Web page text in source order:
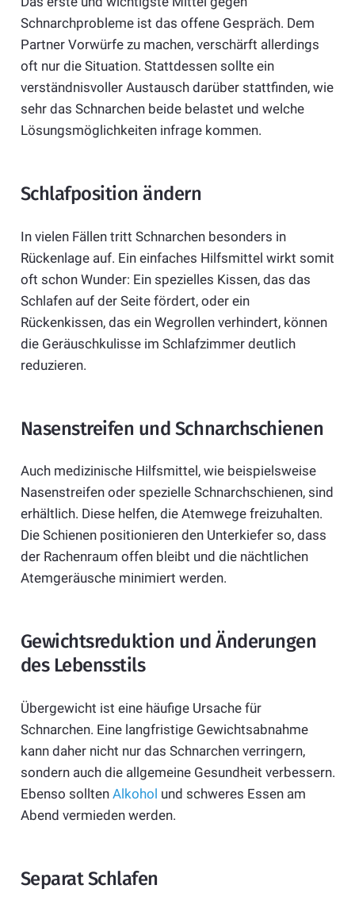
Schnarchprobleme ist das offene Gespräch. Dem
Partner Vorwürfe zu machen, verschärft allerdings
oft nur die Situation. Stattdessen sollte ein
verständnisvoller Austausch darüber stattfinden, wie
sehr das Schnarchen beide belastet und welche
Lösungsmöglichkeiten infrage kommen.
Schlafposition ändern
In vielen Fällen tritt Schnarchen besonders in
Rückenlage auf. Ein einfaches Hilfsmittel wirkt somit
oft schon Wunder: Ein spezielles Kissen, das das
Schlafen auf der Seite fördert, oder ein
Rückenkissen, das ein Wegrollen verhindert, können
die Geräuschkulisse im Schlafzimmer deutlich
reduzieren.
Nasenstreifen und Schnarchschienen
Auch medizinische Hilfsmittel, wie beispielsweise
Nasenstreifen oder spezielle Schnarchschienen, sind
erhältlich. Diese helfen, die Atemwege freizuhalten.
Die Schienen positionieren den Unterkiefer so, dass
der Rachenraum offen bleibt und die nächtlichen
Atemgeräusche minimiert werden.
Gewichtsreduktion und Änderungen
des Lebensstils
Übergewicht ist eine häufige Ursache für
Schnarchen. Eine langfristige Gewichtsabnahme
kann daher nicht nur das Schnarchen verringern,
sondern auch die allgemeine Gesundheit verbessern.
Ebenso sollten Alkohol und schweres Essen am
Abend vermieden werden.
Separat Schlafen